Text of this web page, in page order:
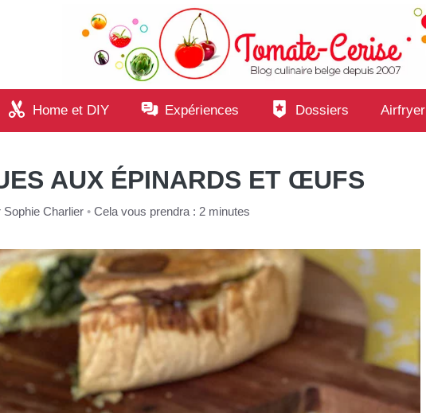
Home et DIY Expériences Dossiers Airfryer
AUX ÉPINARDS ET ŒUFS
Sophie Charlier • Cela vous prendra : 2 minutes